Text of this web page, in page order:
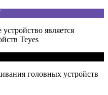
является
Teyes
головных устройств